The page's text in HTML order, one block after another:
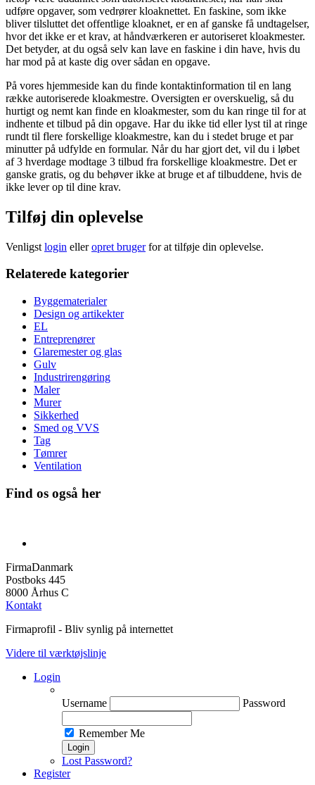
udføre opgaver, som vedrører kloaknettet. En faskine, som ikke
bliver tilsluttet det offentlige kloaknet, er en af ganske få undtagelser,
hvor det ikke er et krav, at håndværkeren er autoriseret kloakmester.
Det betyder, at du også selv kan lave en faskine i din have, hvis du
har mod på at kaste dig over sådan en opgave.
På vores hjemmeside kan du finde kontaktinformation til en lang
række autoriserede kloakmestre. Oversigten er overskuelig, så du
hurtigt og nemt kan finde en kloakmester, som du kan ringe til for at
indhente et tilbud på din opgave. Har du ikke tid eller lyst til at ringe
rundt til flere forskellige kloakmestre, kan du i stedet bruge et par
minutter på udfylde en formular. Når du har gjort det, vil du i løbet
af 3 hverdage modtage 3 tilbud fra forskellige kloakmestre. Det er
ganske gratis, og du behøver ikke at bruge et af tilbuddene, hvis de
ikke lever op til dine krav.
Tilføj din oplevelse
Venligst login elleropret brugerfor at tilføje din oplevelse.
Relaterede kategorier
Byggematerialer
Design og artikekter
EL
Entreprenører
Glaremester og glas
Gulv
Industrirengøring
Maler
Murer
Sikkerhed
Smed og VVS
Tag
Tømrer
Ventilation
Find os også her
FirmaDanmark
Postboks 445
8000 Århus C
Kontakt
Firmaprofil - Bliv synlig på internettet
Videre til værktøjslinje
Login
Username Password
Remember Me
Lost Password?
Register